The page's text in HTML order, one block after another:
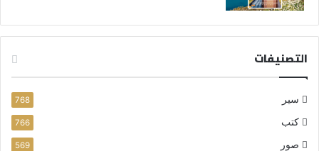
التصنيفات
سير 768
كتب 766
صور 569